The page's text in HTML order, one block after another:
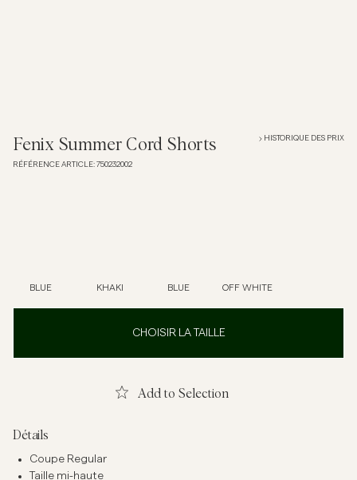
Chemises
T-shirts
Sous-vêtements
Fenix Summer Cord Shorts
RÉFÉRENCE ARTICLE: 750232002
HISTORIQUE DES PRIX
BLUE KHAKI BLUE OFF WHITE
CHOISIR LA TAILLE
Add to Selection
Détails
Coupe Regular
Taille mi-haute